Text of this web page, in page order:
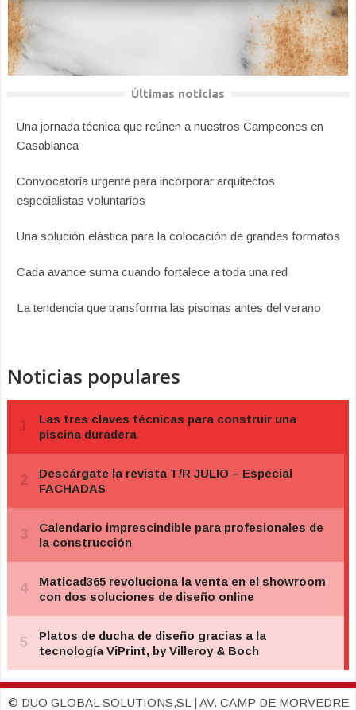
Últimas noticias
Una jornada técnica que reúnen a nuestros Campeones en
Casablanca
Convocatoria urgente para incorporar arquitectos
especialistas voluntarios
Una solución elástica para la colocación de grandes formatos
Cada avance suma cuando fortalece a toda una red
La tendencia que transforma las piscinas antes del verano
Noticias populares
© DUO GLOBAL SOLUTIONS,SL | AV. CAMP DE MORVEDRE